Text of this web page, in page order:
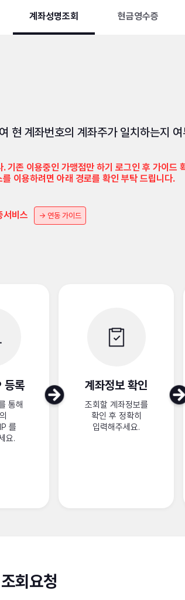
계좌성명조회 현금영수증
현 계좌번호의 계좌주가 일치하는지
→ 연동 가이드
등록
통해
를
요.
계좌정보 확인
조회할 계좌정보를
확인 후 정확히
입력해주세요.
회요청